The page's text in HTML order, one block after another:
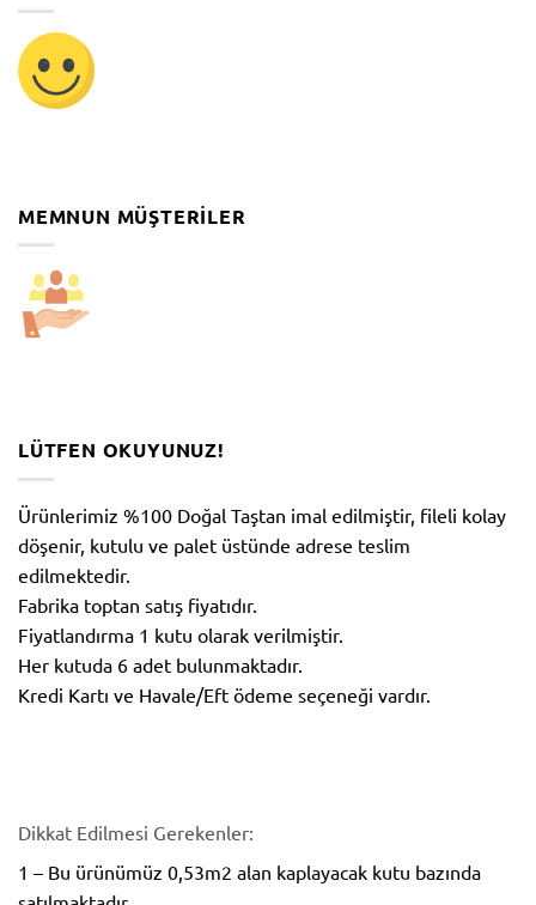
MEMNUN MÜŞTERILER
LÜTFEN OKUYUNUZ!
Ürünlerimiz %100 Doğal Taştan imal edilmiştir, fileli kolay
döşenir, kutulu ve palet üstünde adrese teslim
edilmektedir.
Fabrika toptan satış fiyatıdır.
Fiyatlandırma 1 kutu olarak verilmiştir.
Her kutuda 6 adet bulunmaktadır.
Kredi Kartı ve Havale/Eft ödeme seçeneği vardır.
Dikkat Edilmesi Gerekenler:
1 – Bu ürünümüz 0,53m2 alan kaplayacak kutu bazında